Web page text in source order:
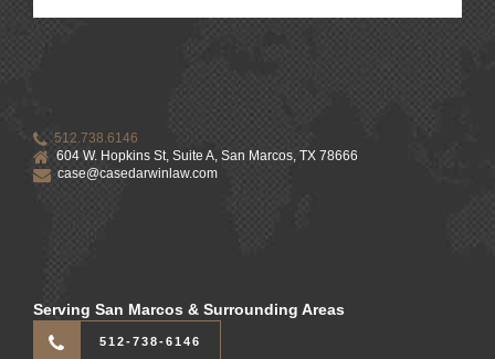
512.738.6146
604 W. Hopkins St, Suite A, San Marcos, TX 78666
case@casedarwinlaw.com
Serving San Marcos & Surrounding Areas
512-738-6146